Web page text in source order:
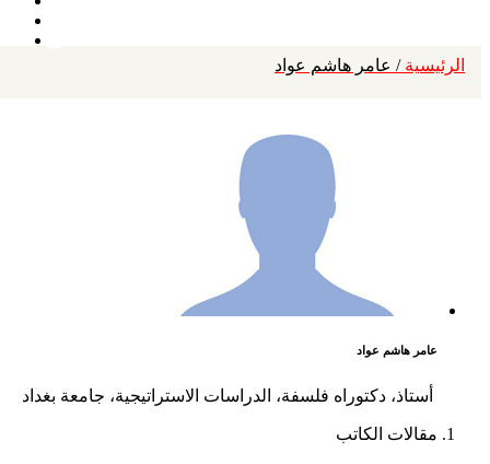
الرئيسية / عامر هاشم عواد
عامر هاشم عواد
أستاذ، دكتوراه فلسفة، الدراسات الاستراتيجية، جامعة بغداد
مقالات الكاتب